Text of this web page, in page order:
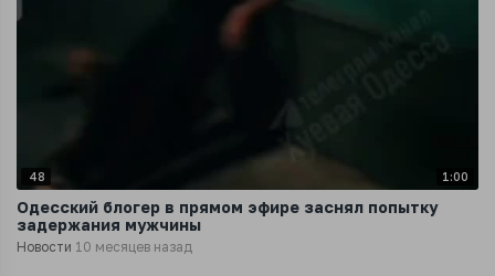
48 1:00
Одесский блогер в прямом эфире заснял попытку
задержания мужчины
Новости 10 месяцев назад